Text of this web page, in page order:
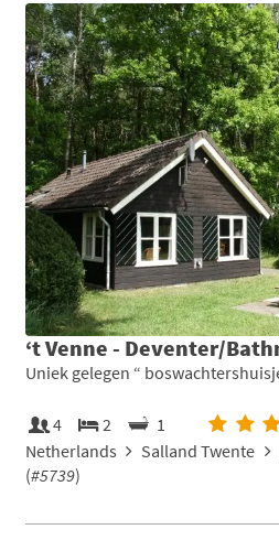
‘t Venne - Deventer/
Uniek gelegen “
4 2
1
Netherlands
Salland Twente
(#5739)